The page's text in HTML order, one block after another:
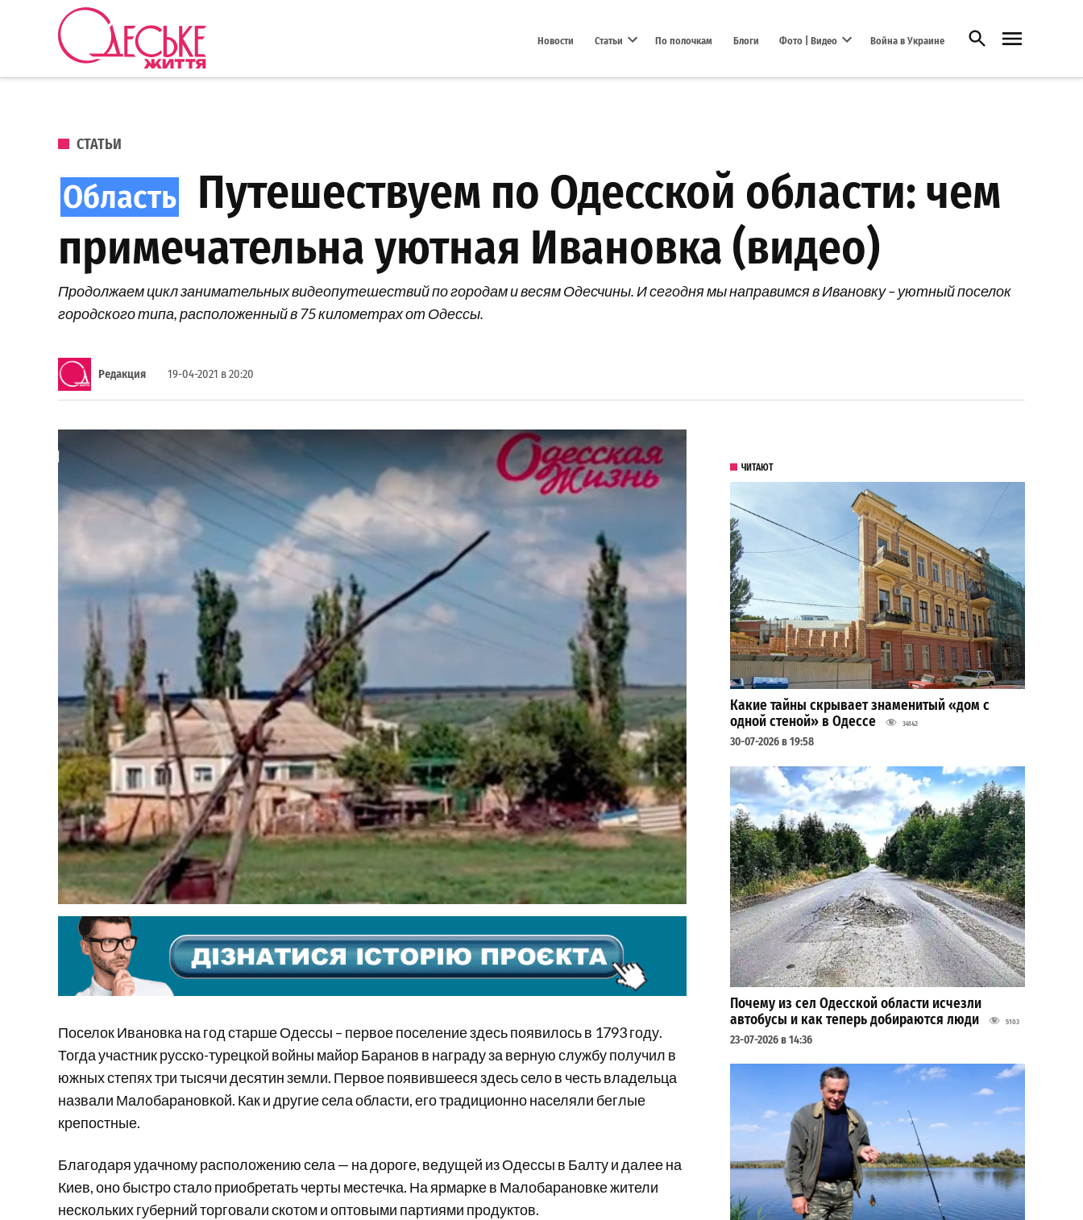
Перейти к содержанию
Новости Статьи По полочкам Блоги Фото | Видео Война в Украине Открыть поиск
ОПУБЛИКОВАНО В
СТАТЬИ
Путешествуем по Одесской области: чем
примечательна уютная Ивановка (видео)
Продолжаем цикл занимательных видеопутешествий по городам и весям Одесчины. И сегодня мы направимся в Ивановку – уютный поселок
городского типа, расположенный в 75 километрах от Одессы.
Редакция 19-04-2021 в 20:20
Поселок Ивановка на год старше Одессы – первое поселение здесь появилось в 1793 году.
Тогда участник русско-турецкой войны майор Баранов в награду за верную службу получил в
южных степях три тысячи десятин земли. Первое появившееся здесь село в честь владельца
назвали Малобарановкой. Как и другие села области, его традиционно населяли беглые
крепостные.
Благодаря удачному расположению села — на дороге, ведущей из Одессы в Балту и далее на
Киев, оно быстро стало приобретать черты местечка. На ярмарке в Малобарановке жители
нескольких губерний торговали скотом и оптовыми партиями продуктов.
ЧИТАЮТ
Какие тайны скрывает знаменитый «дом с
одной стеной» в Одессе
34142
30-07-2026 в 19:58
Почему из сел Одесской области исчезли
автобусы и как теперь добираются люди
5103
23-07-2026 в 14:36